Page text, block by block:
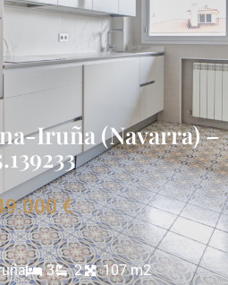
Iruña (Navarra) –
€
3 2 107 m2